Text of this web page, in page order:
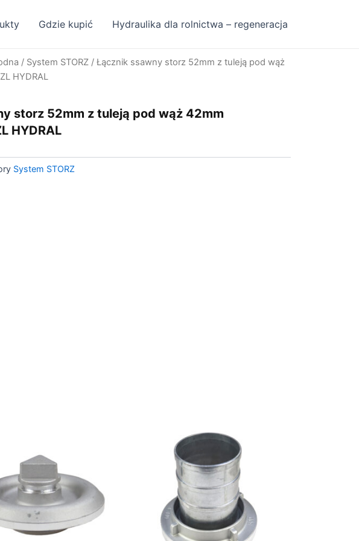
Gdzie kupić Hydraulika dla rolnictwa – regeneracja
/ System STORZ / Łącznik ssawny storz 52mm z tuleją pod wąż
HYDRAL
storz 52mm z tuleją pod wąż 42mm
HYDRAL
System STORZ